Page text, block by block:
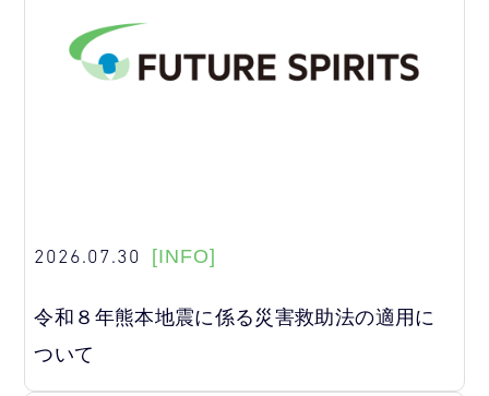
2026.07.30 [INFO]
令和８年熊本地震に係る災害救助法の適用に
ついて